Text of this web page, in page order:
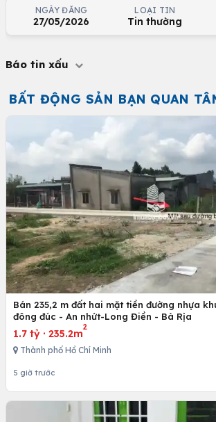
NGÀY ĐĂNG
27/05/2026
LOẠI TIN
Tin thường
Báo tin xấu
BẤT ĐỘNG SẢN BẠN QUAN
Bán 235,2 m đất hai mặt tiền đường nhựa
đông đúc - An nhứt-Long Điền - Bà Rịa
1.7 tỷ · 235.2m
2
Thành phố Hồ Chí Minh
5 giờ trước